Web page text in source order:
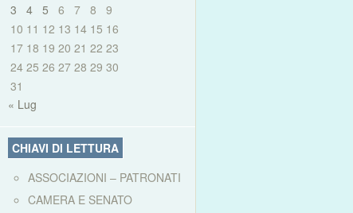
3
4 5 6 7 8
9
10 11 12 13 14 15 16
17 18 19 20 21 22 23
24 25 26 27 28 29 30
31
« Lug
CHIAVI DI LETTURA
ASSOCIAZIONI – PATRONATI
CAMERA E SENATO